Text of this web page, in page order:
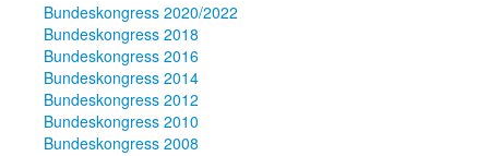
Bundeskongress 2020/2022
Bundeskongress 2018
Bundeskongress 2016
Bundeskongress 2014
Bundeskongress 2012
Bundeskongress 2010
Bundeskongress 2008